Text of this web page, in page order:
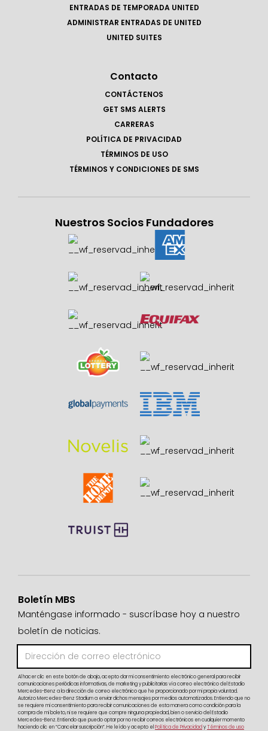
ENTRADAS DE TEMPORADA UNITED
ADMINISTRAR ENTRADAS DE UNITED
UNITED SUITES
Contacto
CONTÁCTENOS
GET SMS ALERTS
CARRERAS
POLÍTICA DE PRIVACIDAD
TÉRMINOS DE USO
TÉRMINOS Y CONDICIONES DE SMS
Nuestros Socios Fundadores
Boletín MBS
Manténgase informado - suscríbase hoy a nuestro
boletín de noticias.
Al hacer clic en este botón de abajo, acepto dar mi consentimiento electrónico general para recibir
comunicaciones periódicas informativas, de marketing y publicitarias vía correo electrónico del Estadio
Mercedes-Benz a la dirección de correo electrónico que he proporcionado por mi propia voluntad.
Autorizo Mercedes-Benz Stadium a enviar dichos mensajes por medios automatizados. Entiendo que no
se requiere mi consentimiento para recibir comunicaciones de esta manera como condición para la
compra de mi boleto, ni se requiere que compre ninguna propiedad, bien o servicio del Estadio
Mercedes-Benz. Entiendo que puedo optar por no recibir correos electrónicos en cualquier momento
haciendo clic en “Cancelar suscripción”. He leído y acepto el Política de PrivacidadyTérminos de uso